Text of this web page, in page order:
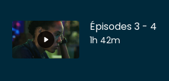
Épisodes 3 - 4
1h 42m